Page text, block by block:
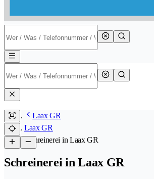
Laax GR
Laax GR
/Schreinerei in Laax GR
Schreinerei in Laax GR